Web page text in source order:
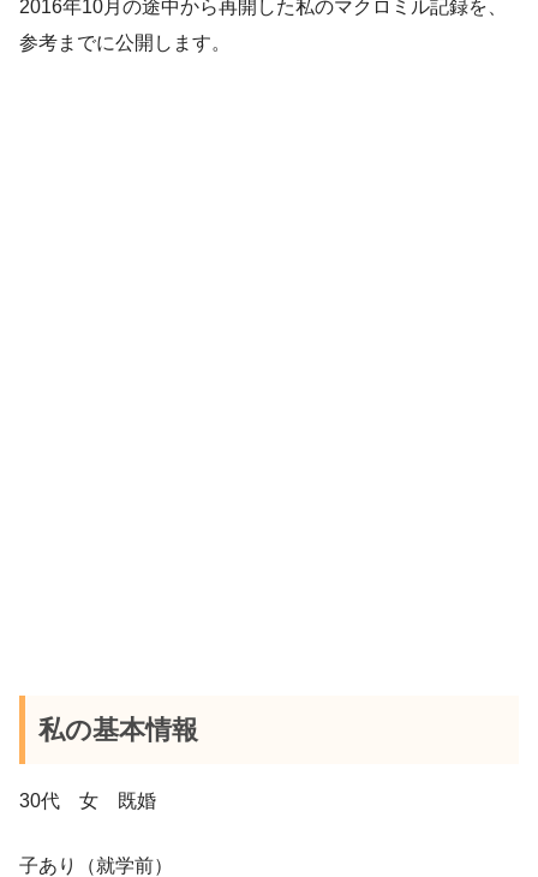
2016年10月の途中から再開した私のマクロミル記録を、
参考までに公開します。
私の基本情報
30代 女 既婚
子あり（就学前）